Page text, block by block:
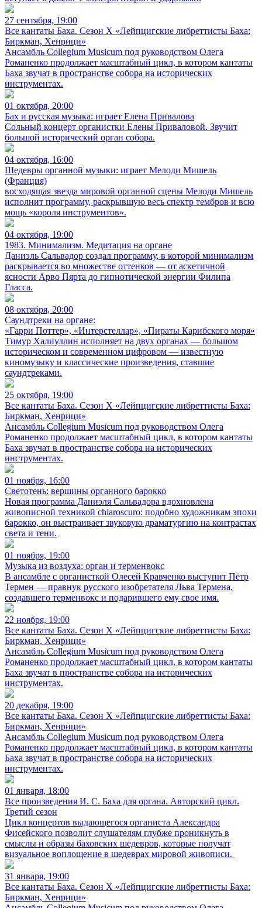
27 сентября, 19:00
Все кантаты Баха. Сезон X «Лейпцигские либреттисты Баха:
Биркман, Хенрици»
Ансамбль Collegium Musicum под руководством Олега
Романенко продолжает масштабный цикл, в котором кантаты
Баха звучат в пространстве собора на исторических
инструментах.
01 октября, 20:00
Бах и русская музыка: играет Елена Привалова
Сольный концерт органистки Елены Приваловой. Звучит
большой исторический орган собора.
04 октября, 16:00
Шедевры органной музыки: играет Мелоди Мишель
(Франция)
восходящая звезда мировой органной сцены Мелоди Мишель
исполнит программу, раскрывшую весь спектр тембров и всю
мощь «короля инструментов».
04 октября, 19:00
1983. Минимализм. Медитация на органе
Даниэль Сальвадор создал программу, в которой минимализм
раскрывается во множестве оттенков — от аскетичной
ясности Арво Пярта до гипнотической энергии Филипа
Гласса.
08 октября, 20:00
Саундтреки на органе:
«Гарри Поттер», «Интерстеллар», «Пираты Карибского моря»
Тимур Халиуллин исполняет на двух органах — большом
историческом и современном цифровом — известную
киномузыку и классические произведения, ставшие
саундтреками.
25 октября, 19:00
Все кантаты Баха. Сезон X «Лейпцигские либреттисты Баха:
Биркман, Хенрици»
Ансамбль Collegium Musicum под руководством Олега
Романенко продолжает масштабный цикл, в котором кантаты
Баха звучат в пространстве собора на исторических
инструментах.
01 ноября, 16:00
Светотень: вершины органного барокко
Новая программа Даниэля Сальвадора вдохновлена
живописной техникой chiaroscuro: подобно художникам эпохи
барокко, он выстраивает звуковую драматургию на контрастах
света и тени.
01 ноября, 19:00
Музыка из воздуха: орган и терменвокс
В ансамбле с органисткой Олесей Кравченко выступит Пётр
Термен — правнук русского изобретателя Льва Термена,
создавшего терменвокс и подарившего ему свое имя.
22 ноября, 19:00
Все кантаты Баха. Сезон X «Лейпцигские либреттисты Баха:
Биркман, Хенрици»
Ансамбль Collegium Musicum под руководством Олега
Романенко продолжает масштабный цикл, в котором кантаты
Баха звучат в пространстве собора на исторических
инструментах.
20 декабря, 19:00
Все кантаты Баха. Сезон X «Лейпцигские либреттисты Баха:
Биркман, Хенрици»
Ансамбль Collegium Musicum под руководством Олега
Романенко продолжает масштабный цикл, в котором кантаты
Баха звучат в пространстве собора на исторических
инструментах.
01 января, 18:00
Все произведения И. С. Баха для органа. Авторский цикл.
Третий сезон
Цикл концертов выдающегося органиста Александра
Фисейского позволит слушателям глубже проникнуть в
смыслы и образы баховских шедевров, которые получат
визуальное воплощение в шедеврах мировой живописи.
31 января, 19:00
Все кантаты Баха. Сезон X «Лейпцигские либреттисты Баха:
Биркман, Хенрици»